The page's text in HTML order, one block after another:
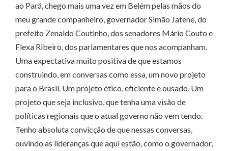
ao Pará, chego mais uma vez em Belém pelas mãos do
meu grande companheiro, governador Simão Jatene, do
prefeito Zenaldo Coutinho, dos senadores Mário Couto e
Flexa Ribeiro, dos parlamentares que nos acompanham.
Uma expectativa muito positiva de que estamos
construindo, em conversas como essa, um novo projeto
para o Brasil. Um projeto ético, eficiente e ousado. Um
projeto que seja inclusivo, que tenha uma visão de
políticas regionais que o atual governo não vem tendo.
Tenho absoluta convicção de que nessas conversas,
ouvindo as lideranças que aqui estão, como o governador,